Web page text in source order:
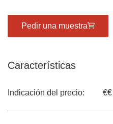
Pedir una muestra
Características
Indicación del precio: €€